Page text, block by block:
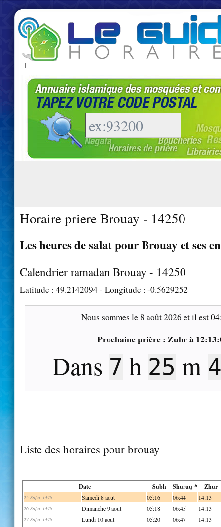
|
Horaire priere Brouay - 14250
Les heures de salat pour Brouay et ses
Calendrier ramadan Brouay - 14250
Latitude : 49.2142094- Longitude : -0.5629252
Nous sommes le 8 août 2026 et il est
Prochaine prière : Zuhrà
Dans 7 h 25 m
Liste des horaires pour brouay
Date Subh Shuruq * Zhur
25 Safar 1448 Samedi 8 août 05:16 06:44 14:13
26 Safar 1448 Dimanche 9 août 05:18 06:45 14:13
27 Safar 1448 Lundi 10 août 05:20 06:47 14:13